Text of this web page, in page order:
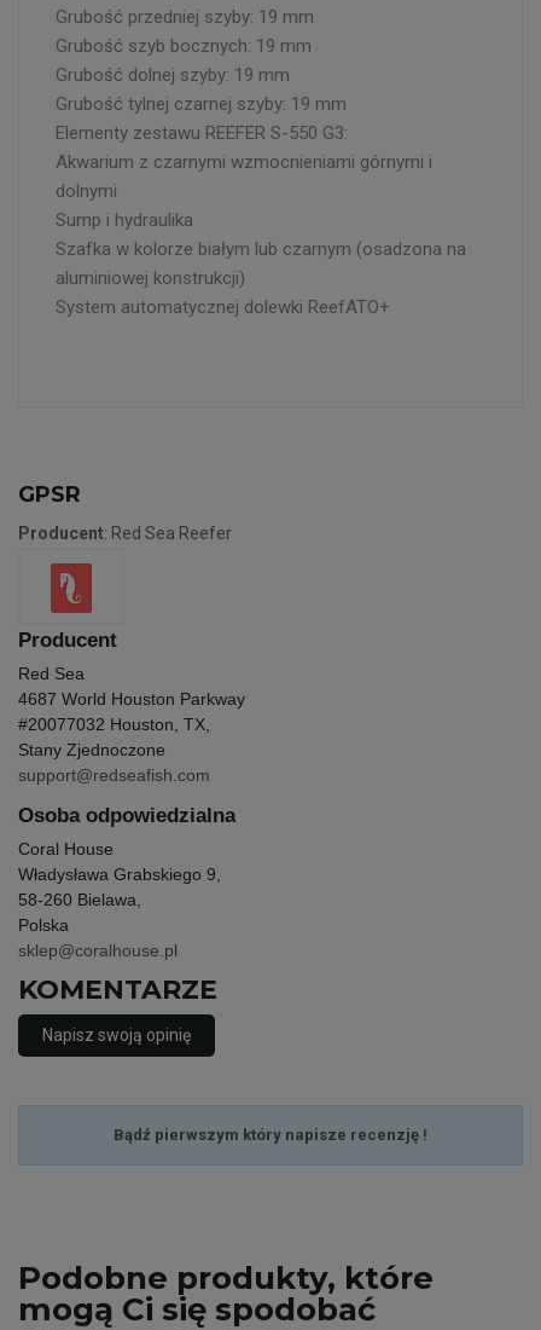
Grubość przedniej szyby: 19 mm
Grubość szyb bocznych: 19 mm
Grubość dolnej szyby: 19 mm
Grubość tylnej czarnej szyby: 19 mm
Elementy zestawu REEFER S-550 G3:
Akwarium z czarnymi wzmocnieniami górnymi i
dolnymi
Sump i hydraulika
Szafka w kolorze białym lub czarnym (osadzona na
aluminiowej konstrukcji)
System automatycznej dolewki ReefATO+
GPSR
Producent: Red Sea Reefer
Producent
Red Sea
4687 World Houston Parkway
#20077032 Houston, TX,
Stany Zjednoczone
support@redseafish.com
Osoba odpowiedzialna
Coral House
Władysława Grabskiego 9,
58-260 Bielawa,
Polska
sklep@coralhouse.pl
KOMENTARZE
Napisz swoją opinię
Bądź pierwszym który napisze recenzję !
Podobne produkty, które
mogą Ci się spodobać